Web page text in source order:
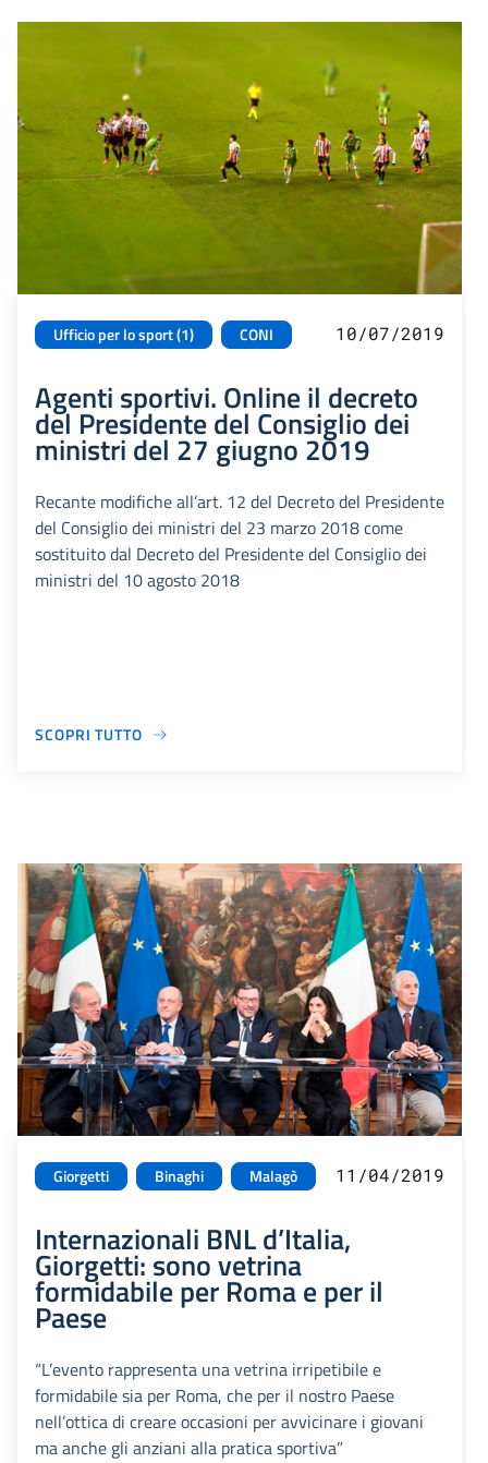
Ufficio per lo sport (1) CONI 10/07/2019
Agenti sportivi. Online il decreto
del Presidente del Consiglio dei
ministri del 27 giugno 2019
Recante modifiche all’art. 12 del Decreto del Presidente
del Consiglio dei ministri del 23 marzo 2018 come
sostituito dal Decreto del Presidente del Consiglio dei
ministri del 10 agosto 2018
SCOPRI TUTTO
Giorgetti Binaghi Malagò 11/04/2019
Internazionali BNL d’Italia,
Giorgetti: sono vetrina
formidabile per Roma e per il
Paese
“L’evento rappresenta una vetrina irripetibile e
formidabile sia per Roma, che per il nostro Paese
nell’ottica di creare occasioni per avvicinare i giovani
ma anche gli anziani alla pratica sportiva”